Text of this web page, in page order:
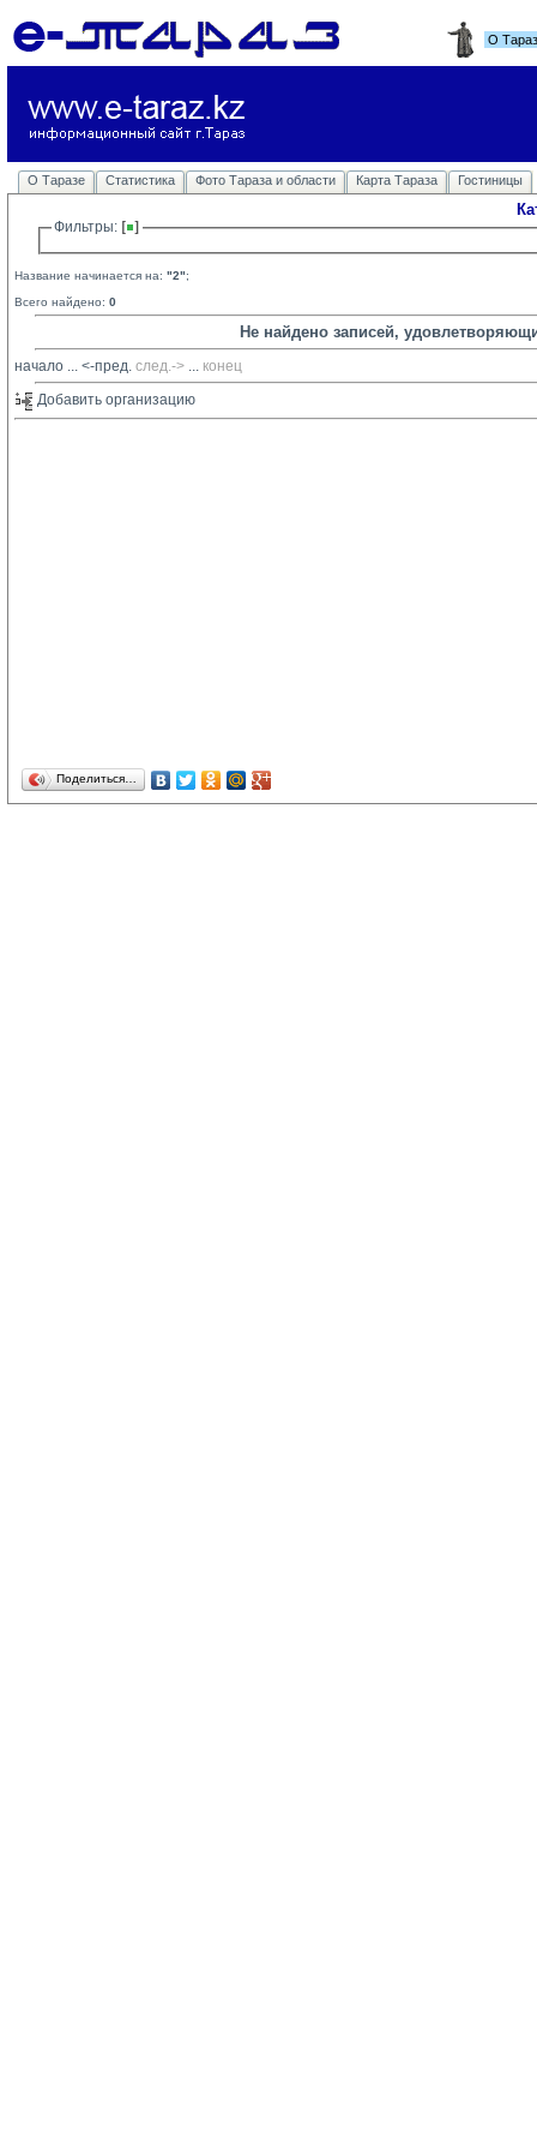
О
О Таразе Статистика Фото Тараза и области Карта Тараза Гостиницы
Фильтры:
Название начинается на: "2";
Всего найдено: 0
Не найдено записей,
начало ... <-пред. след.-> ... конец
Добавить организацию
Поделиться…